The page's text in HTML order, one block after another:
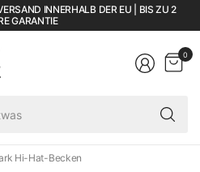
INNERHALB DER EU | BIS ZU 2
GARANTIE
0
Hi-Hat-Becken